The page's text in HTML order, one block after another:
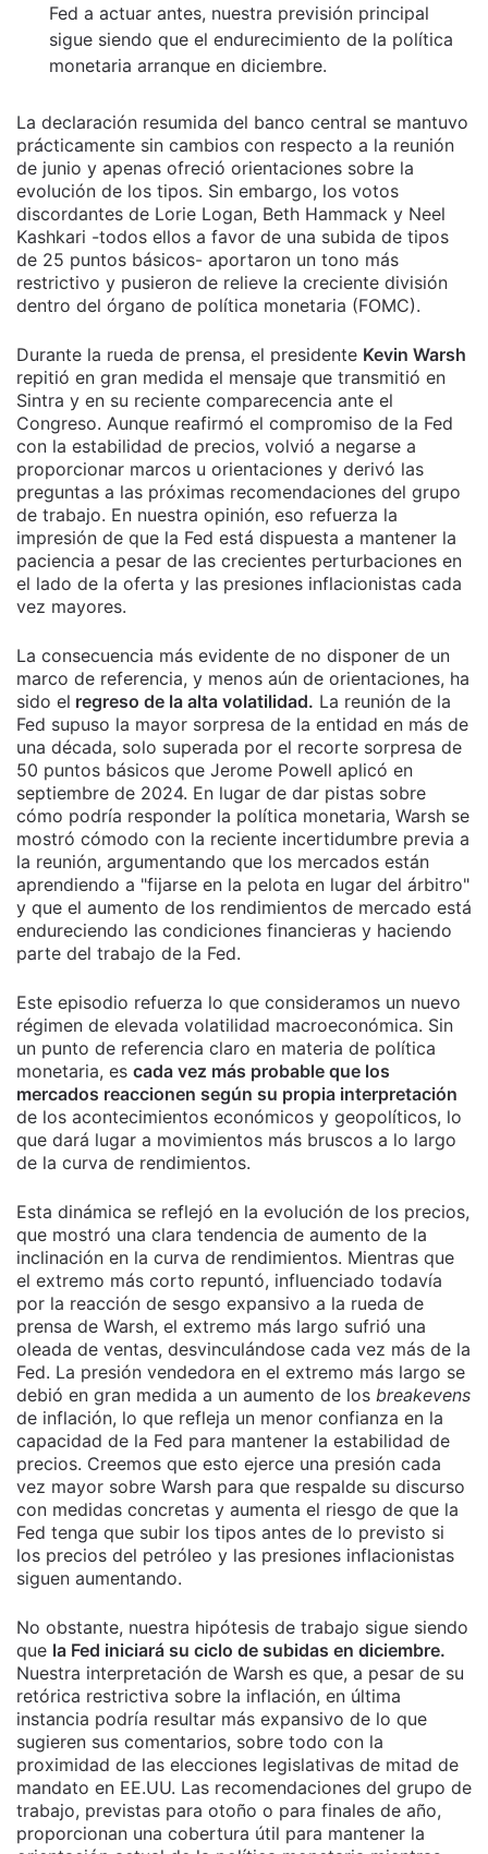
Fed a actuar antes, nuestra previsión principal
sigue siendo que el endurecimiento de la política
monetaria arranque en diciembre.
La declaración resumida del banco central se mantuvo
prácticamente sin cambios con respecto a la reunión
de junio y apenas ofreció orientaciones sobre la
evolución de los tipos. Sin embargo, los votos
discordantes de Lorie Logan, Beth Hammack y Neel
Kashkari -todos ellos a favor de una subida de tipos
de 25 puntos básicos- aportaron un tono más
restrictivo y pusieron de relieve la creciente división
dentro del órgano de política monetaria (FOMC).
Durante la rueda de prensa, el presidente Kevin Warsh
repitió en gran medida el mensaje que transmitió en
Sintra y en su reciente comparecencia ante el
Congreso. Aunque reafirmó el compromiso de la Fed
con la estabilidad de precios, volvió a negarse a
proporcionar marcos u orientaciones y derivó las
preguntas a las próximas recomendaciones del grupo
de trabajo. En nuestra opinión, eso refuerza la
impresión de que la Fed está dispuesta a mantener la
paciencia a pesar de las crecientes perturbaciones en
el lado de la oferta y las presiones inflacionistas cada
vez mayores.
La consecuencia más evidente de no disponer de un
marco de referencia, y menos aún de orientaciones, ha
sido el regreso de la alta volatilidad. La reunión de la
Fed supuso la mayor sorpresa de la entidad en más de
una década, solo superada por el recorte sorpresa de
50 puntos básicos que Jerome Powell aplicó en
septiembre de 2024. En lugar de dar pistas sobre
cómo podría responder la política monetaria, Warsh se
mostró cómodo con la reciente incertidumbre previa a
la reunión, argumentando que los mercados están
aprendiendo a "fijarse en la pelota en lugar del árbitro"
y que el aumento de los rendimientos de mercado está
endureciendo las condiciones financieras y haciendo
parte del trabajo de la Fed.
Este episodio refuerza lo que consideramos un nuevo
régimen de elevada volatilidad macroeconómica. Sin
un punto de referencia claro en materia de política
monetaria, es cada vez más probable que los
mercados reaccionen según su propia interpretación
de los acontecimientos económicos y geopolíticos, lo
que dará lugar a movimientos más bruscos a lo largo
de la curva de rendimientos.
Esta dinámica se reflejó en la evolución de los precios,
que mostró una clara tendencia de aumento de la
inclinación en la curva de rendimientos. Mientras que
el extremo más corto repuntó, influenciado todavía
por la reacción de sesgo expansivo a la rueda de
prensa de Warsh, el extremo más largo sufrió una
oleada de ventas, desvinculándose cada vez más de la
Fed. La presión vendedora en el extremo más largo se
debió en gran medida a un aumento de los breakevens
de inflación, lo que refleja un menor confianza en la
capacidad de la Fed para mantener la estabilidad de
precios. Creemos que esto ejerce una presión cada
vez mayor sobre Warsh para que respalde su discurso
con medidas concretas y aumenta el riesgo de que la
Fed tenga que subir los tipos antes de lo previsto si
los precios del petróleo y las presiones inflacionistas
siguen aumentando.
No obstante, nuestra hipótesis de trabajo sigue siendo
que la Fed iniciará su ciclo de subidas en diciembre.
Nuestra interpretación de Warsh es que, a pesar de su
retórica restrictiva sobre la inflación, en última
instancia podría resultar más expansivo de lo que
sugieren sus comentarios, sobre todo con la
proximidad de las elecciones legislativas de mitad de
mandato en EE.UU. Las recomendaciones del grupo de
trabajo, previstas para otoño o para finales de año,
proporcionan una cobertura útil para mantener la